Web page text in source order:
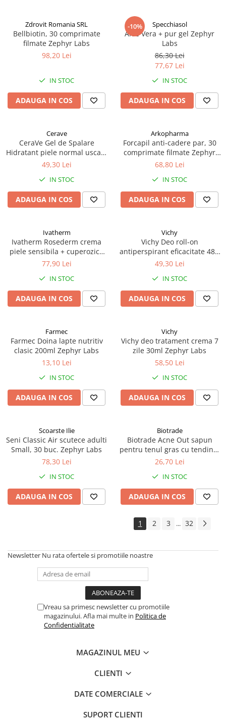
Zdrovit Romania SRL
Bellbiotin, 30 comprimate
filmate Zephyr Labs
98,20 Lei
IN STOC
ADAUGA IN COS
-10% Specchiasol
Aloe Vera + pur gel Zephyr
Labs
86,30 Lei
77,67 Lei
IN STOC
ADAUGA IN COS
Cerave
CeraVe Gel de Spalare
Hidratant piele normal uscata
236 ml Zephyr Labs
49,30 Lei
IN STOC
ADAUGA IN COS
Arkopharma
Forcapil anti-cadere par, 30
comprimate filmate Zephyr
Labs
68,80 Lei
IN STOC
ADAUGA IN COS
Ivatherm
Ivatherm Rosederm crema
piele sensibila + cuperozica
SPF30 40ml Zephyr Labs
77,90 Lei
IN STOC
ADAUGA IN COS
Vichy
Vichy Deo roll-on
antiperspirant eficacitate 48h
cu parfum 50ml Zephyr Labs
49,30 Lei
IN STOC
ADAUGA IN COS
Farmec
Farmec Doina lapte nutritiv
clasic 200ml Zephyr Labs
13,10 Lei
IN STOC
ADAUGA IN COS
Vichy
Vichy deo tratament crema 7
zile 30ml Zephyr Labs
58,50 Lei
IN STOC
ADAUGA IN COS
Scoarste Ilie
Seni Classic Air scutece adulti
Small, 30 buc. Zephyr Labs
78,30 Lei
IN STOC
ADAUGA IN COS
Biotrade
Biotrade Acne Out sapun
pentru tenul gras cu tendinta
acneica, 100g Zephyr Labs
26,70 Lei
IN STOC
ADAUGA IN COS
1 2 3 ... 32
Newsletter Nu rata ofertele si promotiile noastre
Vreau sa primesc newsletter cu promotiile
magazinului. Afla mai multe in Politica de
Confidentialitate
MAGAZINUL MEU
CLIENTI
DATE COMERCIALE
SUPORT CLIENTI